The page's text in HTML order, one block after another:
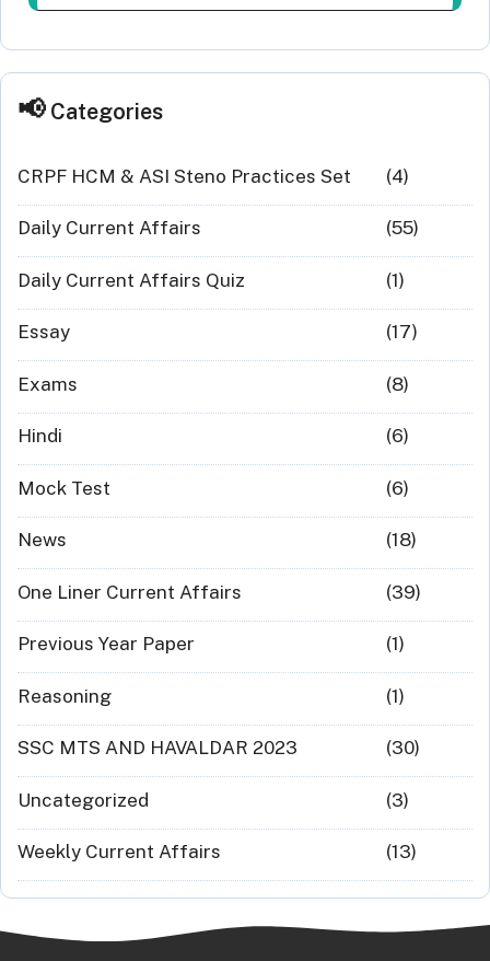
Categories
CRPF HCM & ASI Steno Practices Set (4)
Daily Current Affairs (55)
Daily Current Affairs Quiz (1)
Essay (17)
Exams (8)
Hindi (6)
Mock Test (6)
News (18)
One Liner Current Affairs (39)
Previous Year Paper (1)
Reasoning (1)
SSC MTS AND HAVALDAR 2023 (30)
Uncategorized (3)
Weekly Current Affairs (13)